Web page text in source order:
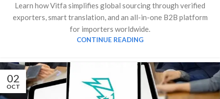
Learn how Vitfa simplifies global sourcing through verified
exporters, smart translation, and an all-in-one B2B platform
for importers worldwide.
CONTINUE READING
02
OCT